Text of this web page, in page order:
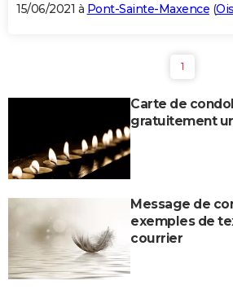
S'inscrire
Se connecter
Lycées
Collèges
Primaires
Universités
Entreprises
Service militaire
Avis de recherche
AVIS DE DÉCÈS
15/06/2021 à Pont-Sainte-Maxence (
1
Carte de
gratuitement
Message de
exemples de
courrier